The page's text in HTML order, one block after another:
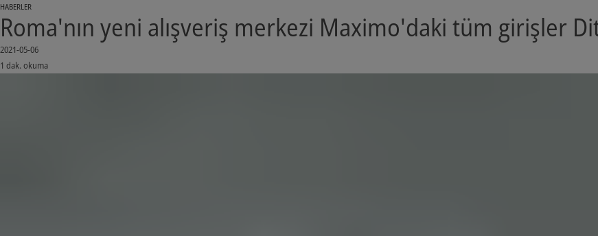
HABERLER
Roma'nın yeni alışveriş merkezi Maximo'daki tüm girişler
2021-05-06
1 dak. okuma